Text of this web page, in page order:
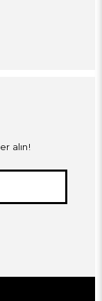
alın!